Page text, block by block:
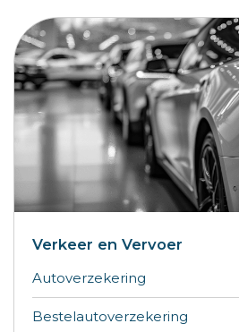
Verkeer en Vervoer
Autoverzekering
Bestelautoverzekering